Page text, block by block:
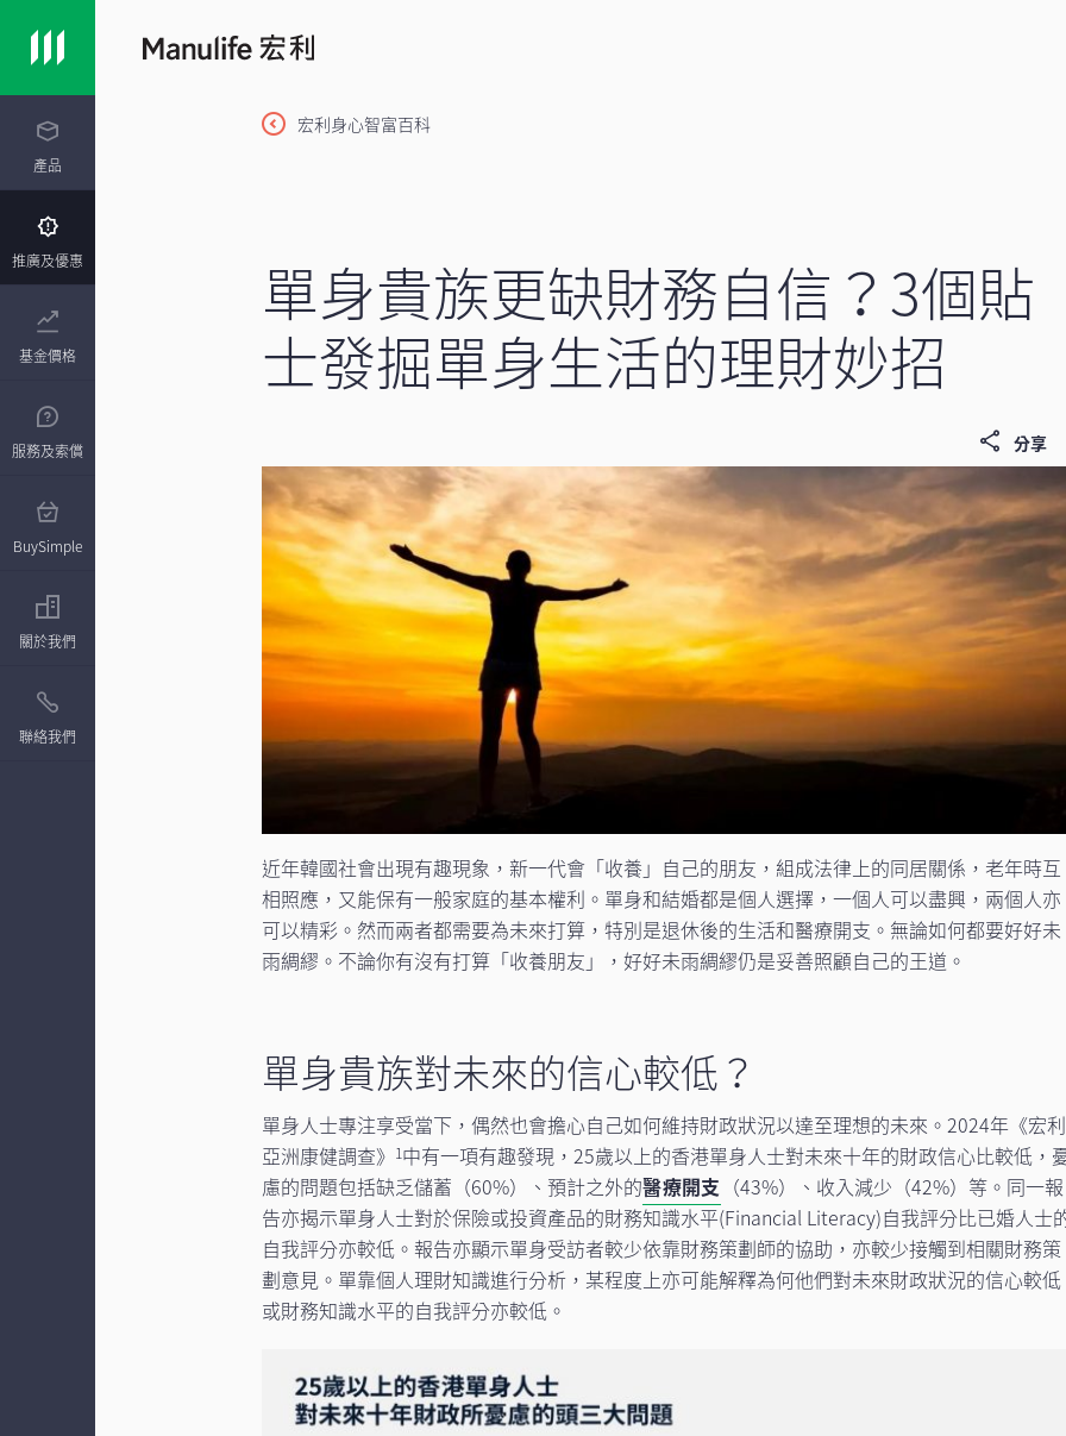
產品
推廣及優惠
基金價格
服務及索償
BuySimple
關於我們
聯絡我們
宏利身心智富百科
單身貴族更缺財務自信？3個貼
士發掘單身生活的理財妙招
分享
近年韓國社會出現有趣現象，新一代會「收養」自己的朋友，組成法律上的同居關係，老年時互
相照應，又能保有一般家庭的基本權利。單身和結婚都是個人選擇，一個人可以盡興，兩個人亦
可以精彩。然而兩者都需要為未來打算，特別是退休後的生活和醫療開支。無論如何都要好好未
雨綢繆。不論你有沒有打算「收養朋友」，好好未雨綢繆仍是妥善照顧自己的王道。
單身貴族對未來的信心較低？
單身人士專注享受當下，偶然也會擔心自己如何維持財政狀況以達至理想的未來。2024年《宏利
亞洲康健調查》 1中有一項有趣發現，25歲以上的香港單身人士對未來十年的財政信心比較低，
慮的問題包括缺乏儲蓄（60%）、預計之外的醫療開支 （43%）、收入減少（42%）等。同一報
告亦揭示單身人士對於保險或投資產品的財務知識水平(Financial Literacy)自我評分比已婚人士
自我評分亦較低。報告亦顯示單身受訪者較少依靠財務策劃師的協助，亦較少接觸到相關財務策
劃意見。單靠個人理財知識進行分析，某程度上亦可能解釋為何他們對未來財政狀況的信心較低
或財務知識水平的自我評分亦較低。